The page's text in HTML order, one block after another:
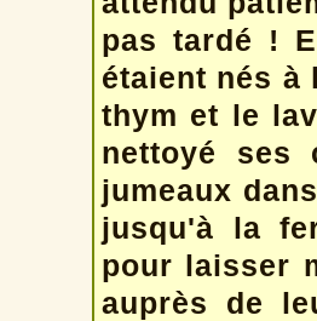
pas tardé !
étaient nés à
thym et le
nettoyé
jumeaux
jusqu'à la
pour laisser
auprès de